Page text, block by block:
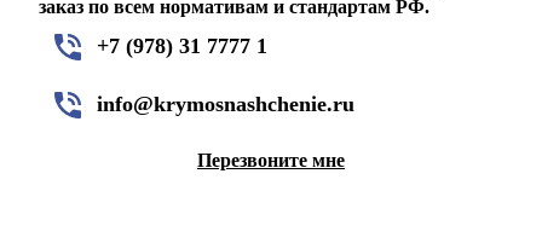
заказ по всем нормативам и стандартам РФ.
+7 (978) 31 7777 1
info@krymosnashchenie.ru
Перезвоните мне